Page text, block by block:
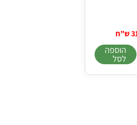
הוספה
לסל